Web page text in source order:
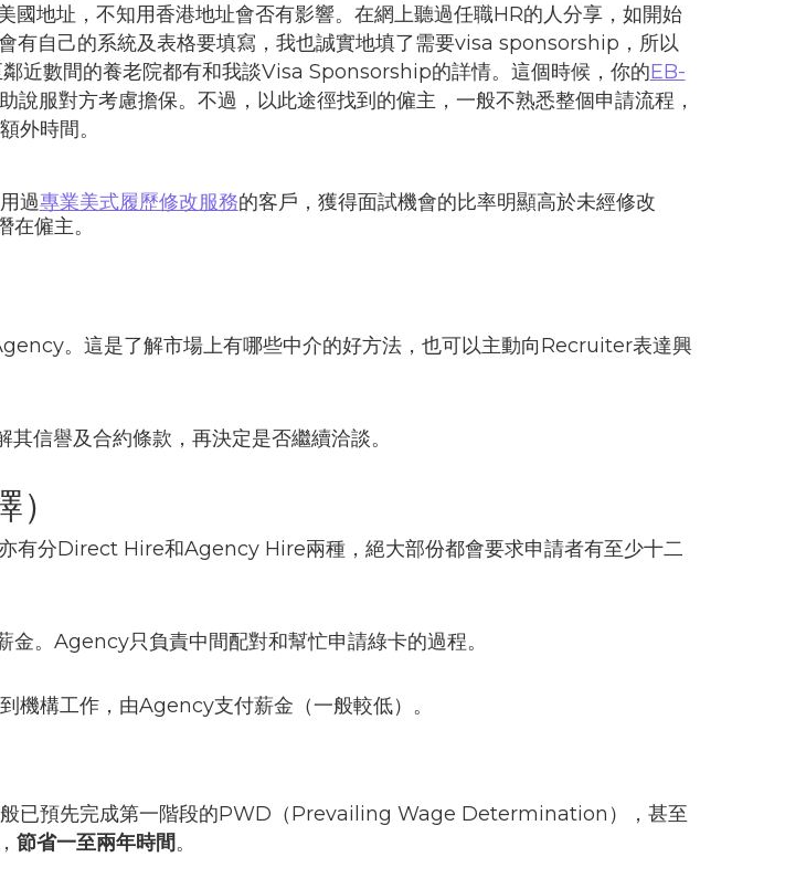
地址，不知用香港地址會否有影響。在網上聽過任職HR的人分享，如開始
自己的系統及表格要填寫，我也誠實地填了需要visa sponsorship，所以
近數間的養老院都有和我談Visa Sponsorship的詳情。這個時候，你的EB-
服對方考慮擔保。不過，以此途徑找到的僱主，一般不熟悉整個申請流程，
外時間。
過專業美式履歷修改服務的客戶，獲得面試機會的比率明顯高於未經修改
在僱主。
。這是了解市場上有哪些中介的好方法，也可以主動向Recruiter表達興
信譽及合約條款，再決定是否繼續洽談。
有分Direct Hire和Agency Hire兩種，絕大部份都會要求申請者有至少十二
。Agency只負責中間配對和幫忙申請綠卡的過程。
構工作，由Agency支付薪金（一般較低）。
已預先完成第一階段的PWD（Prevailing Wage Determination），甚至
節省一至兩年時間。